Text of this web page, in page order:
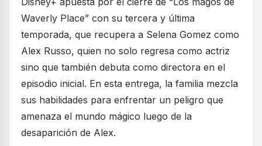
Waverly Place” con su tercera y última
temporada, que recupera a Selena Gomez como
Alex Russo, quien no solo regresa como actriz
sino que también debuta como directora en el
episodio inicial. En esta entrega, la familia mezcla
sus habilidades para enfrentar un peligro que
amenaza el mundo mágico luego de la
desaparición de Alex.